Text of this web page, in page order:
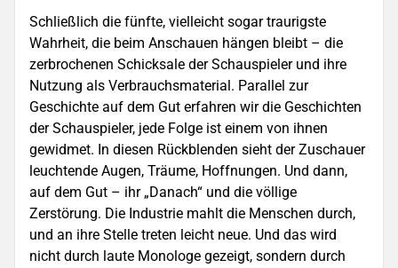
Schließlich die fünfte, vielleicht sogar traurigste
Wahrheit, die beim Anschauen hängen bleibt – die
zerbrochenen Schicksale der Schauspieler und ihre
Nutzung als Verbrauchsmaterial. Parallel zur
Geschichte auf dem Gut erfahren wir die Geschichten
der Schauspieler, jede Folge ist einem von ihnen
gewidmet. In diesen Rückblenden sieht der Zuschauer
leuchtende Augen, Träume, Hoffnungen. Und dann,
auf dem Gut – ihr „Danach“ und die völlige
Zerstörung. Die Industrie mahlt die Menschen durch,
und an ihre Stelle treten leicht neue. Und das wird
nicht durch laute Monologe gezeigt, sondern durch